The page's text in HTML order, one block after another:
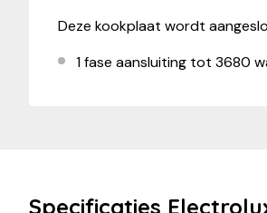
Deze kookplaat wordt
1 fase aansluiting tot 3680
Specificaties